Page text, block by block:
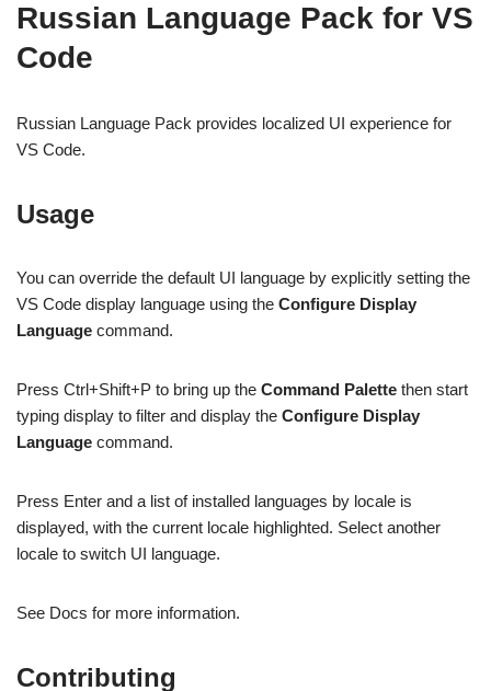
Russian Language Pack for VS
Code
Russian Language Pack provides localized UI experience for
VS Code.
Usage
You can override the default UI language by explicitly setting the
VS Code display language using the Configure Display
Language command.
Press Ctrl+Shift+P to bring up the Command Palette then start
typing display to filter and display the Configure Display
Language command.
Press Enter and a list of installed languages by locale is
displayed, with the current locale highlighted. Select another
locale to switch UI language.
See Docs for more information.
Contributing